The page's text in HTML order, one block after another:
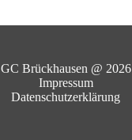
GC Brückhausen @ 2026
Impressum
Datenschutzerklärung